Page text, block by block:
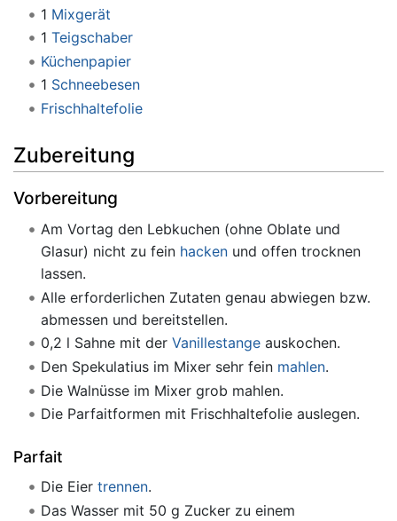
1 Mixgerät
1 Teigschaber
Küchenpapier
1 Schneebesen
Frischhaltefolie
Zubereitung
Vorbereitung
Am Vortag den Lebkuchen (ohne Oblate und
Glasur) nicht zu fein hackenund offen trocknen
lassen.
Alle erforderlichen Zutaten genau abwiegen bzw.
abmessen und bereitstellen.
0,2 l Sahne mit der Vanillestangeauskochen.
Den Spekulatius im Mixer sehr fein mahlen.
Die Walnüsse im Mixer grob mahlen.
Die Parfaitformen mit Frischhaltefolie auslegen.
Parfait
Die Eier trennen.
Das Wasser mit 50 g Zucker zu einem